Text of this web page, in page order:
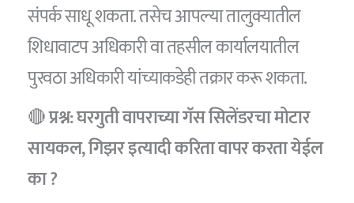
संपर्क साधू शकता. तसेच आपल्या तालुक्यातील
शिधावाटप अधिकारी वा तहसील कार्यालयातील
पुरवठा अधिकारी यांच्याकडेही तक्रार करू शकता.
🔴प्रश्न: घरगुती वापराच्या गॅस सिलेंडरचा मोटार
सायकल, गिझर इत्यादी करिता वापर करता येईल
का ?